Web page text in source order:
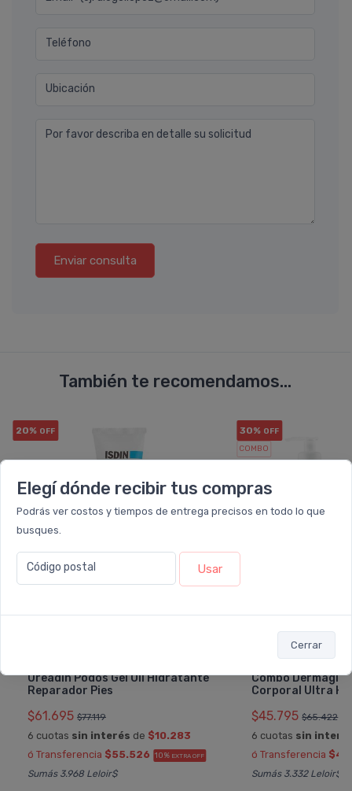
Elegí dónde recibir tus compras
Podrás ver costos y tiempos de entrega precisos en todo lo que
busques.
Código postal Usar
Cerrar
Teléfono
Ubicación
Por favor describa en detalle su solicitud
Enviar consulta
También te recomendamos...
20% OFF
Ureadin Podos Gel Oil Hidratante
Reparador Pies
$61.695 $77.119
6 cuotas sin interés de $10.283
ó Transferencia $55.526 10% EXTRA OFF
Sumás 3.968 Leloir$
30% OFF
COMBO
Combo
Corporal Ultra
$45.795 $65.422
6 cuotas sin
ó Transferencia
Sumás 3.332 Leloir$